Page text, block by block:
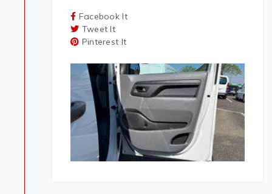
Facebook It
Tweet It
Pinterest It